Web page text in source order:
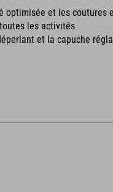
optimisée et les
les activités
et la capuche